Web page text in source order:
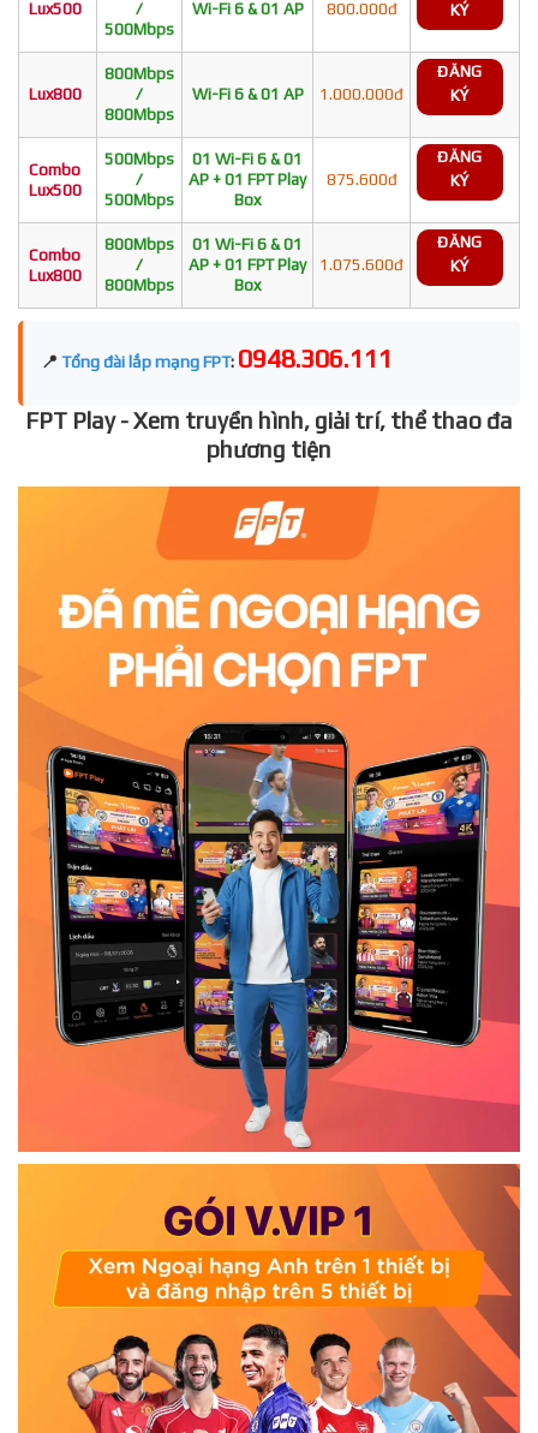
Lux500
/
500Mbps
Wi-Fi 6 & 01 AP 800.000đ KÝ
Lux800
800Mbps
/
800Mbps
Wi-Fi 6 & 01 AP 1.000.000đ
ĐĂNG
KÝ
Combo
Lux500
500Mbps
/
500Mbps
01 Wi-Fi 6 & 01
AP + 01 FPT Play
Box
875.600đ
ĐĂNG
KÝ
Combo
Lux800
800Mbps
/
800Mbps
01 Wi-Fi 6 & 01
AP + 01 FPT Play
Box
1.075.600đ
ĐĂNG
KÝ
📍 Tổng đài lắp mạng FPT: 0948.306.111
FPT Play - Xem truyền hình, giải trí, thể thao đa
phương tiện